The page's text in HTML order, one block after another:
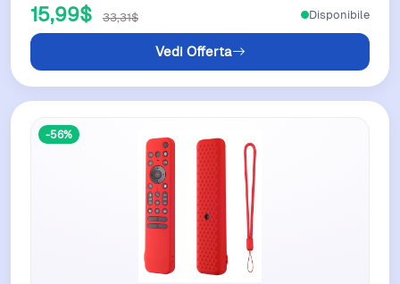
15,99$ 33,31$
Vedi Offerta
Disponibile
-56%